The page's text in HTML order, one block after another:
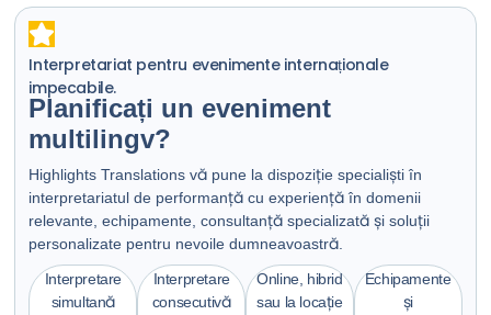
Interpretariat pentru evenimente internaționale
impecabile.
Planificați un eveniment
multilingv?
Highlights Translations vă pune la dispoziție specialiști în
interpretariatul de performanță cu experiență în domenii
relevante, echipamente, consultanță specializată și soluții
personalizate pentru nevoile dumneavoastră.
Interpretare
simultană
Interpretare
consecutivă
Online, hibrid
sau la locație
Echipamente
și